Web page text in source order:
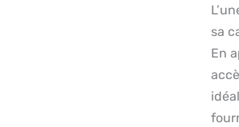
sa
En